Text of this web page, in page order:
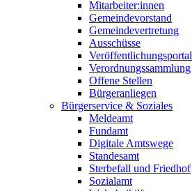
Mitarbeiter:innen
Gemeindevorstand
Gemeindevertretung
Ausschüsse
Veröffentlichungsportal
Verordnungssammlung
Offene Stellen
Bürgeranliegen
Bürgerservice & Soziales
Meldeamt
Fundamt
Digitale Amtswege
Standesamt
Sterbefall und Friedhof
Sozialamt